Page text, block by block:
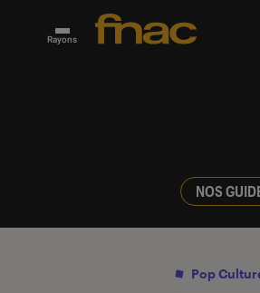
Rayons
NOS
Pop